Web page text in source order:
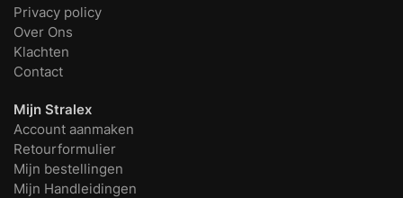
Privacy policy
Over Ons
Klachten
Contact
Mijn Stralex
Account aanmaken
Retourformulier
Mijn bestellingen
Mijn Handleidingen